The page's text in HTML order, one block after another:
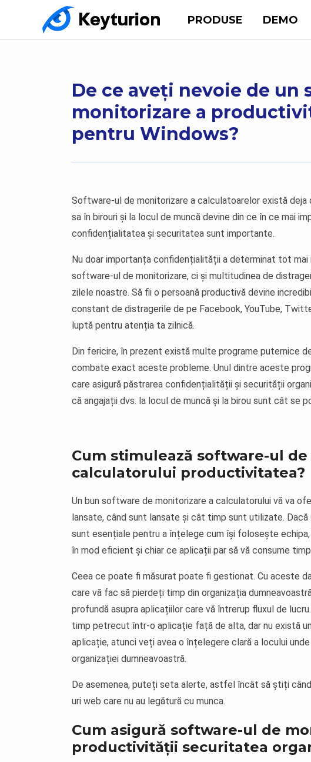
PRODUSE DEMO
De ce aveți nevoie de un
monitorizare a
pentru Windows?
Software-ul de monitorizare a calculatoarelor există
sa în birouri și la locul de muncă devine din ce în ce mai
confidențialitatea și securitatea sunt importante.
Nu doar importanța confidențialității a determinat tot
software-ul de monitorizare, ci și multitudinea de
zilele noastre. Să fii o persoană productivă devine
constant de distragerile de pe Facebook, YouTube,
luptă pentru atenția ta zilnică.
Din fericire, în prezent există multe programe puternice
combate exact aceste probleme. Unul dintre aceste
care asigură păstrarea confidențialității și securității
că angajații dvs. la locul de muncă și la birou sunt cât se
Cum stimulează software-ul
calculatorului productivitatea?
Un bun software de monitorizare a calculatorului vă va
lansate, când sunt lansate și cât timp sunt utilizate.
sunt esențiale pentru a înțelege cum își folosește
în mod eficient și chiar ce aplicații par să vă consume
Ceea ce poate fi măsurat poate fi gestionat. Cu aceste
care vă fac să pierdeți timp din organizația
profundă asupra aplicațiilor care vă întrerup fluxul de
timp petrecut într-o aplicație față de alta, dar nu există
aplicație, atunci veți avea o înțelegere clară a locului
organizației dumneavoastră.
De asemenea, puteți seta alerte, astfel încât să știți
uri web care nu au legătură cu munca.
Cum asigură software-ul de
productivității securitatea